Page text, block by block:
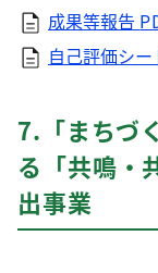
成果等報告
自己評価シー
7.「まちづ
る「共鳴・
出事業